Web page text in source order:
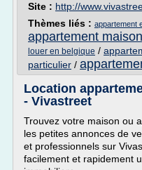
Site : http://
Thèmes liés : appartement
appartement
louer en belgique /
particulier /
Location
- Vivastreet
Trouvez votre maison ou
les petites annonces de
et professionnels sur
facilement et rapidement